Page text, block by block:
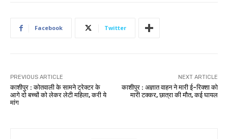
Facebook Twitter
PREVIOUS ARTICLE
काशीपुर : कोतवाली के सामने ट्रेक्टर के
आगे दो बच्चों को लेकर लेटी महिला, करी ये
मांग
NEXT ARTICLE
काशीपुर : अज्ञात वाहन ने मारी ई-रिक्शा को
मारी टक्कर, छात्रा की मौत, कई घायल